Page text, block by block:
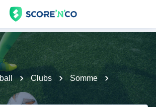
Clubs
Somme